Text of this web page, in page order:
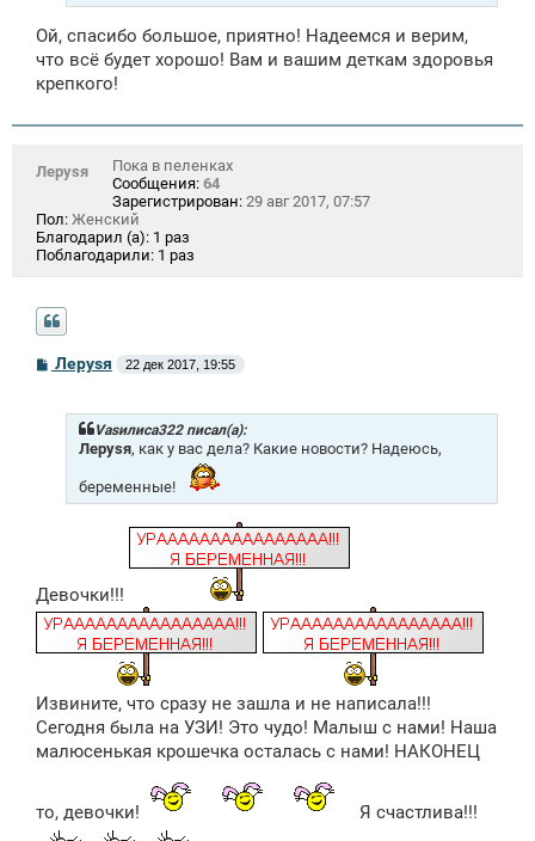
Ой, спасибо большое, приятно! Надеемся и верим,
что всё будет хорошо! Вам и вашим деткам здоровья
крепкого!
Лeрysя
Пока в пеленках
Сообщения: 64
Зарегистрирован: 29 авг 2017, 07:57
Пол: Женский
Благодарил (а): 1 раз
Поблагодарили: 1 раз
С
Лeрysя 22 дек 2017, 19:55
Vasилиса322 писал(а):
Лeрysя, как у вас дела? Какие новости? Надеюсь,
беременные!
Девочки!!!
Извините, что сразу не зашла и не написала!!!
Сегодня была на УЗИ! Это чудо! Малыш с нами! Наша
малюсенькая крошечка осталась с нами! НАКОНЕЦ
то, девочки! Я счастлива!!!